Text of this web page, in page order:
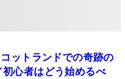
ットランドでの奇跡の
心者はどう始めるべ